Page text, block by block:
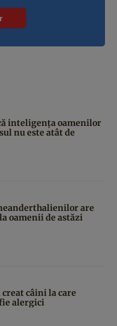
inteligența oamenilor
nu este atât de
are
oamenii de astăzi
câini la care
alergici